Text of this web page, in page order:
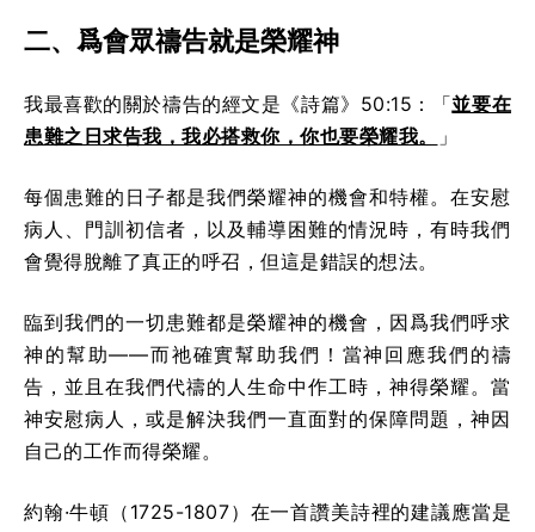
二、爲會眾禱告就是榮耀神
我最喜歡的關於禱告的經文是《詩篇》50:15：「並要在
患難之日求告我，我必搭救你，你也要榮耀我。
」
每個患難的日子都是我們榮耀神的機會和特權。在安慰
病人、門訓初信者，以及輔導困難的情況時，有時我們
會覺得脫離了真正的呼召，但這是錯誤的想法。
臨到我們的一切患難都是榮耀神的機會，因爲我們呼求
神的幫助——而祂確實幫助我們！當神回應我們的禱
告，並且在我們代禱的人生命中作工時，神得榮耀。當
神安慰病人，或是解決我們一直面對的保障問題，神因
自己的工作而得榮耀。
約翰·牛頓（1725-1807）在一首讚美詩裡的建議應當是